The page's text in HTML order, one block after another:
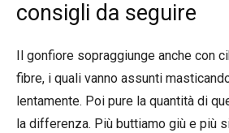
consigli da seguire
Il gonfiore sopraggiunge anche con
fibre, i quali vanno assunti
lentamente. Poi pure la quantità di
la differenza. Più buttiamo giù e più